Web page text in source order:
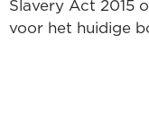
Slavery Act 2015
voor het huidige